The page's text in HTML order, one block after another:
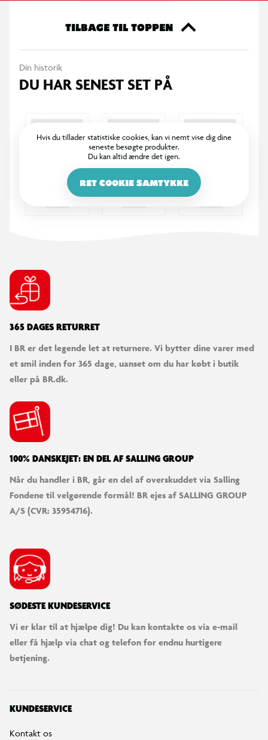
TILBAGE TIL TOPPEN
Din historik
DU HAR SENEST SET PÅ
Hvis du tillader statistiske cookies, kan vi nemt vise dig dine
seneste besøgte produkter.
Du kan altid ændre det igen.
RET COOKIE SAMTYKKE
365 DAGES RETURRET
I BR er det legende let at returnere. Vi bytter dine varer med
et smil inden for 365 dage, uanset om du har købt i butik
eller på BR.dk.
100% DANSKEJET: EN DEL AF SALLING GROUP
Når du handler i BR, går en del af overskuddet via Salling
Fondene til velgørende formål! BR ejes af SALLING GROUP
A/S (CVR: 35954716).
SØDESTE KUNDESERVICE
Vi er klar til at hjælpe dig! Du kan kontakte os via e-mail
eller få hjælp via chat og telefon for endnu hurtigere
betjening.
KUNDESERVICE
Kontakt os